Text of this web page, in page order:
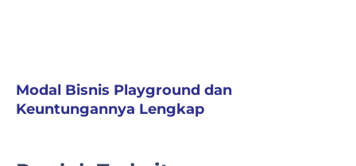
Modal Bisnis Playground dan
Keuntungannya Lengkap